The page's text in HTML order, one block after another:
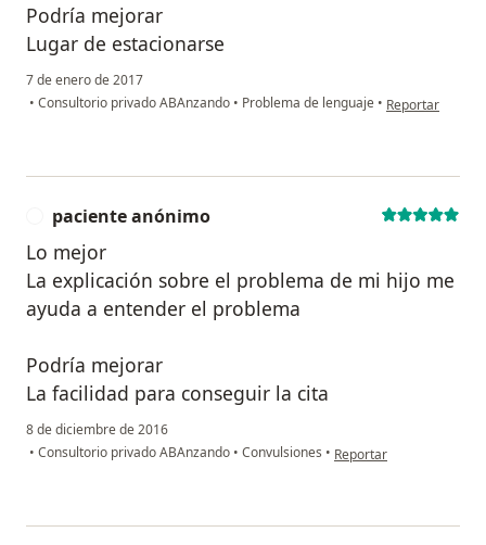
Podría mejorar
Lugar de estacionarse
7 de enero de 2017
• Consultorio privado ABAnzando • Problema de lenguaje • en opinión del
Reportar
paciente anónimo
Lo mejor
La explicación sobre el problema de mi hijo me
ayuda a entender el problema
Podría mejorar
La facilidad para conseguir la cita
8 de diciembre de 2016
• Consultorio privado ABAnzando • Convulsiones • en opinión del usuario
Reportar